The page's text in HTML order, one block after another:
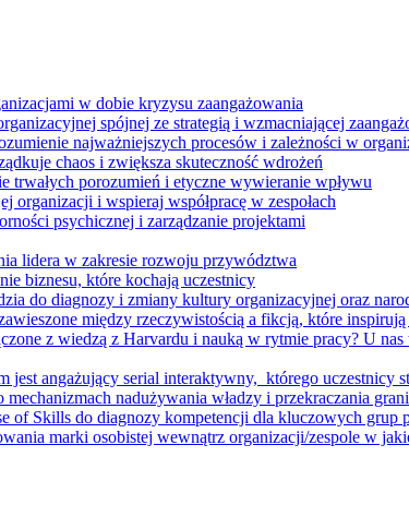
w dobie kryzysu zaangażowania
spójnej ze strategią i wzmacniającej
najważniejszych procesów i zależności w
chaos i zwiększa skuteczność wdrożeń
trwałych porozumień i etyczne wywieranie wpływu
organizacji i wspieraj współpracę w zespołach
psychicznej i zarządzanie projektami
lidera w zakresie rozwoju przywództwa
biznesu, które kochają uczestnicy
do diagnozy i zmiany kultury organizacyjnej oraz
między rzeczywistością a fikcją, które
z wiedzą z Harvardu i nauką w rytmie pracy? U
jest angażujący serial interaktywny, ​ którego uczestnicy
nadużywania władzy i przekraczania
of Skills do diagnozy kompetencji dla kluczowych grup
marki osobistej wewnątrz organizacji/zespole w